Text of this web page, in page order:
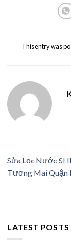
This entry was
Sửa Lọc Nước
Tương Mai Quận
LATEST POSTS